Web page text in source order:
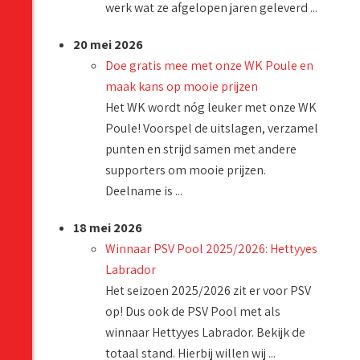
werk wat ze afgelopen jaren geleverd ...
20 mei 2026
Doe gratis mee met onze WK Poule en
maak kans op mooie prijzen
Het WK wordt nóg leuker met onze WK
Poule! Voorspel de uitslagen, verzamel
punten en strijd samen met andere
supporters om mooie prijzen.
Deelname is ...
18 mei 2026
Winnaar PSV Pool 2025/2026: Hettyyes
Labrador
Het seizoen 2025/2026 zit er voor PSV
op! Dus ook de PSV Pool met als
winnaar Hettyyes Labrador. Bekijk de
totaal stand. Hierbij willen wij ...